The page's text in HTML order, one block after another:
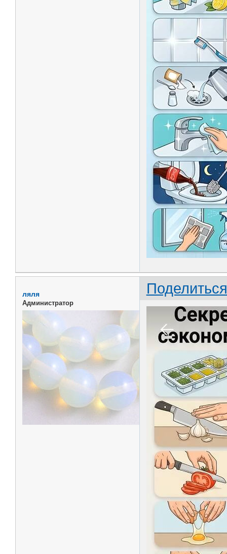
Поделиться
ляля
Администратор